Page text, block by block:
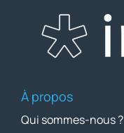
À propos
Qui sommes-nous ?